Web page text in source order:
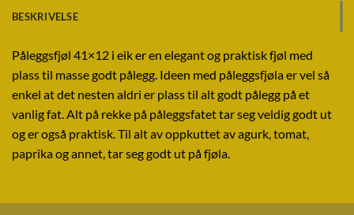
BESKRIVELSE
Påleggsfjøl 41×12 i eik er en elegant og praktisk fjøl med
plass til masse godt pålegg. Ideen med påleggsfjøla er vel så
enkel at det nesten aldri er plass til alt godt pålegg på et
vanlig fat. Alt på rekke på påleggsfatet tar seg veldig godt ut
og er også praktisk. Til alt av oppkuttet av agurk, tomat,
paprika og annet, tar seg godt ut på fjøla.